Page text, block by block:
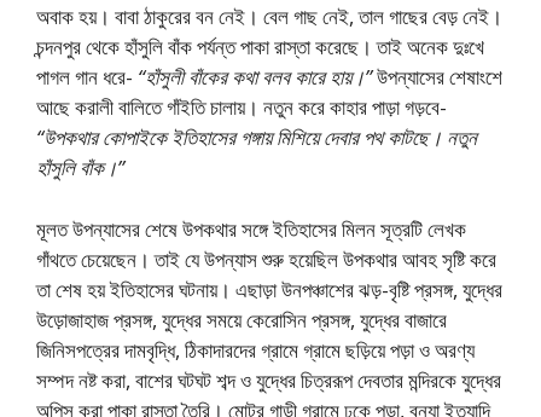
অবাক হয়। বাবা ঠাকুরের বন নেই। বেল গাছ নেই, তাল গাছের বেড় নেই।
চন্দনপুর থেকে হাঁসুলি বাঁক পর্যন্ত পাকা রাস্তা করেছে। তাই অনেক দুঃখে
পাগল গান ধরে- “হাঁসুলী বাঁকের কথা বলব কারে হায়।”উপন্যাসের শেষাংশে
আছে করালী বালিতে গাঁইতি চালায়। নতুন করে কাহার পাড়া গড়বে-
“উপকথার কোপাইকে ইতিহাসের গঙ্গায় মিশিয়ে দেবার পথ কাটছে। নতুন
হাঁসুলি বাঁক।”
মূলত উপন্যাসের শেষে উপকথার সঙ্গে ইতিহাসের মিলন সূত্রটি লেখক
গাঁথতে চেয়েছেন। তাই যে উপন্যাস শুরু হয়েছিল উপকথার আবহ সৃষ্টি করে
তা শেষ হয় ইতিহাসের ঘটনায়। এছাড়া উনপঞ্চাশের ঝড়-বৃষ্টি প্রসঙ্গ, যুদ্ধের
উড়ােজাহাজ প্রসঙ্গ, যুদ্ধের সময়ে কেরােসিন প্রসঙ্গ, যুদ্ধের বাজারে
জিনিসপত্রের দামবৃদ্ধি, ঠিকাদারদের গ্রামে গ্রামে ছড়িয়ে পড়া ও অরণ্য
সম্পদ নষ্ট করা, বাশের ঘটঘট শব্দ ও যুদ্ধের চিত্ররূপ দেবতার মন্দিরকে যুদ্ধের
অপিস করা পাকা রাস্তা তৈরি। মােটর গাড়ী গ্রামে ঢুকে পড়া, বন্যা ইত্যাদি